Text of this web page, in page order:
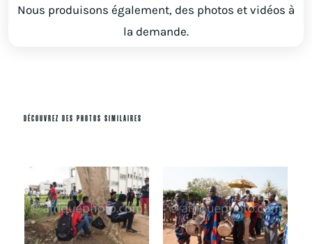
Nous produisons également, des photos et vidéos à
la demande.
DÉCOUVREZ DES PHOTOS SIMILAIRES